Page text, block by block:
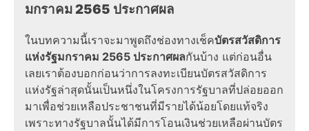
มกราคม 2565 ประกาศผล
ในบทความนี้เราจะมาพูดถึงช่องทางเช็คบัตรสวัสดิการ
แห่งรัฐมกราคม 2565 ประกาศผลกันบ้าง แต่ก่อนอื่น
เลยเราต้องบอกก่อนว่าการลงทะเบียนบัตรสวัสดิการ
แห่งรัฐล่าสุดนั้นเป็นหนึ่งในโครงการรัฐบาลที่ปล่อยออก
มาเพื่อช่วยเหลือประชาชนที่มีรายได้น้อยโดยแท้จริง
เพราะทางรัฐบาลนั้นได้มีการโอนเงินช่วยเหลือผ่านบัตร